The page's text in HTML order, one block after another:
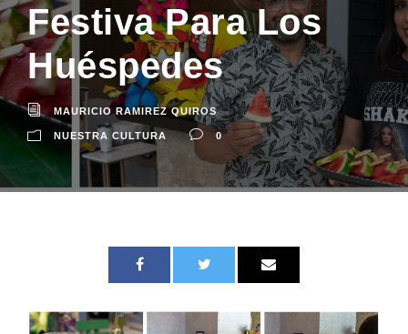
Festiva Para Los
Huéspedes
MAURICIO RAMIREZ QUIROS
NUESTRA CULTURA 0